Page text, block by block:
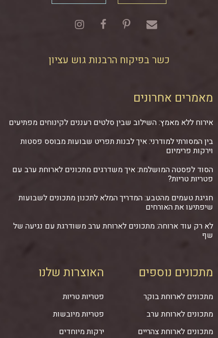
כשר בפיקוח הרבנות גוש עציון
מאמרים אחרונים
אירוח ללא מאמץ: השילוב שבין סלטים רעננים לקינוחים מפתיעים
בין המסורתי למודרני: איך לבנות תפריט שבועות מבוסס פסטות
וירקות פרימיום
הסוד לפסטה המושלמת: איך משדרגים מתכונים לארוחת ערב עם
פטריות טריות?
חגיגת טעמים מהטבע: המדריך המלא לתכנון מתכונים לשבועות
שיפתיעו את האורחים
לא רק עוד ארוחה: מתכונים לארוחת ערב משודרגת עם נגיעה של
שף
מתכונים נוספים
מתכונים לארוחת בוקר
מתכונים לארוחת ערב
מתכונים לארוחת צהריים
האוצרות שלנו
פטריות טריות
פטריות מיובשות
ירקות מיוחדים